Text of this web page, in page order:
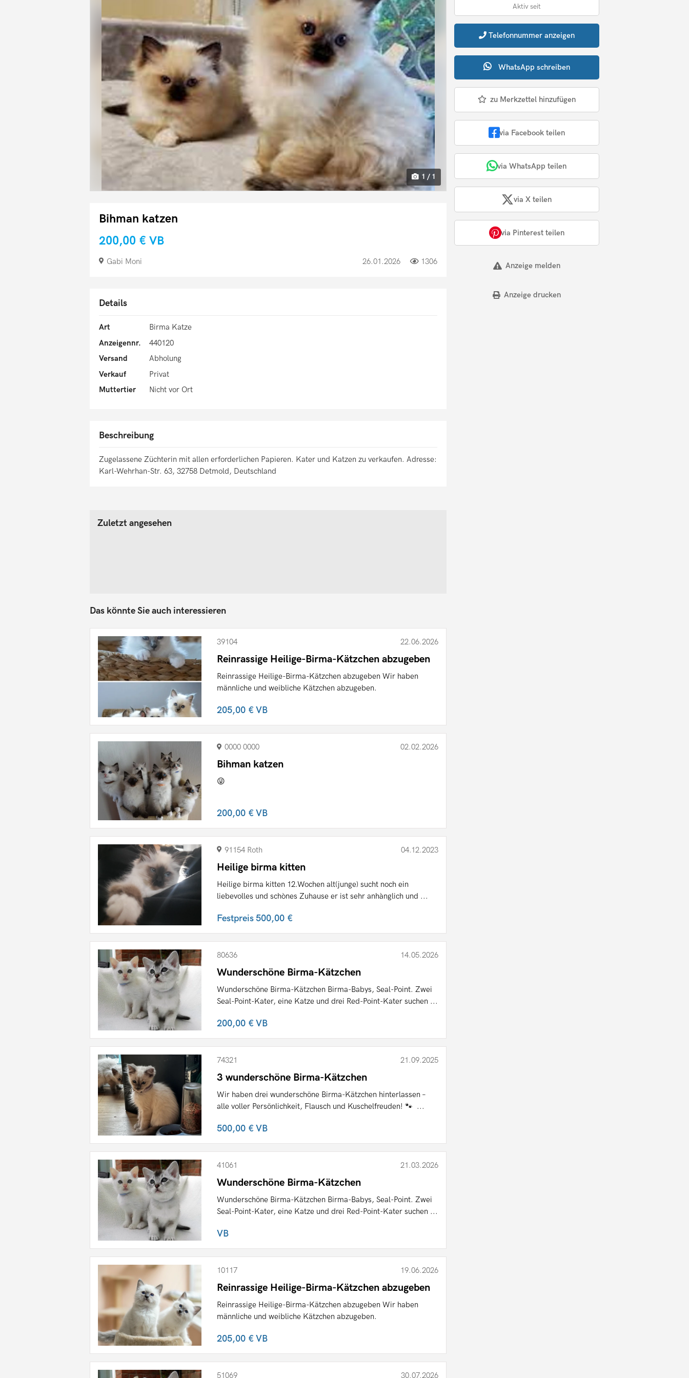
1 / 1
Bihman katzen
200,00 € VB
Gabi Moni 26.01.2026 1306
Details
Art
Birma Katze
Anzeigennr.
440120
Versand
Abholung
Verkauf
Privat
Muttertier
Nicht vor Ort
Beschreibung
Zugelassene Züchterin mit allen erforderlichen Papieren. Kater und Katzen zu verkaufen. Adresse:
Karl-Wehrhan-Str. 63, 32758 Detmold, Deutschland
Aktiv seit
Telefonnummer anzeigen
WhatsApp schreiben
zu Merkzettel hinzufügen
via Facebook teilen
via WhatsApp teilen
via X teilen
via Pinterest teilen
Anzeige melden
Anzeige drucken
Zuletzt angesehen
Das könnte Sie auch interessieren
39104 22.06.2026
Reinrassige Heilige-Birma-Kätzchen abzugeben
Reinrassige Heilige-Birma-Kätzchen abzugeben Wir haben
männliche und weibliche Kätzchen abzugeben.
205,00 €VB
0000 0000 02.02.2026
Bihman katzen
😜
200,00 €VB
91154 Roth 04.12.2023
Heilige birma kitten
Heilige birma kitten 12.Wochen alt(junge) sucht noch ein
liebevolles und schònes Zuhause er ist sehr anhànglich und ...
Festpreis500,00 €
80636 14.05.2026
Wunderschöne Birma-Kätzchen
Wunderschöne Birma-Kätzchen Birma-Babys, Seal-Point. Zwei
Seal-Point-Kater, eine Katze und drei Red-Point-Kater suchen ...
200,00 €VB
74321 21.09.2025
3 wunderschöne Birma-Kätzchen
Wir haben drei wunderschöne Birma-Kätzchen hinterlassen –
alle voller Persönlichkeit, Flausch und Kuschelfreuden! 🐾 ...
500,00 €VB
41061 21.03.2026
Wunderschöne Birma-Kätzchen
Wunderschöne Birma-Kätzchen Birma-Babys, Seal-Point. Zwei
Seal-Point-Kater, eine Katze und drei Red-Point-Kater suchen ...
VB
10117 19.06.2026
Reinrassige Heilige-Birma-Kätzchen abzugeben
Reinrassige Heilige-Birma-Kätzchen abzugeben Wir haben
männliche und weibliche Kätzchen abzugeben.
205,00 €VB
51069 30.07.2026